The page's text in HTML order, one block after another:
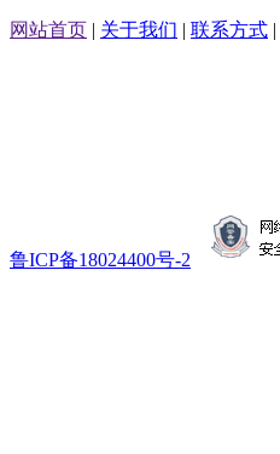
网站首页 | 关于我们 | 联系方式 |
鲁ICP备18024400号-2